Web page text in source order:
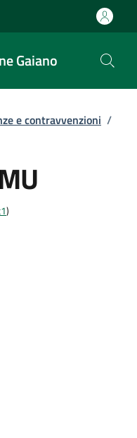
Gaiano
e contravvenzioni /
)